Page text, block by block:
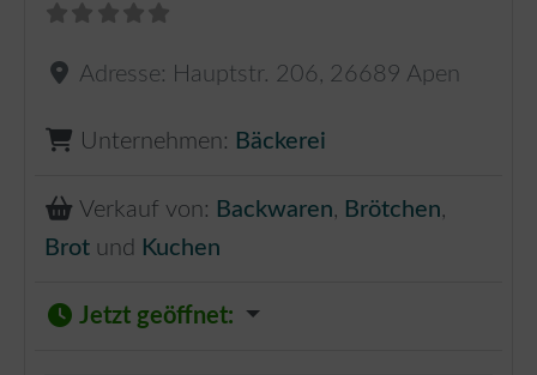
Adresse: Hauptstr. 206 , 26689 Apen
Unternehmen: Bäckerei
Verkauf von: Backwaren, Brötchen,
Brot und Kuchen
Jetzt geöffnet: